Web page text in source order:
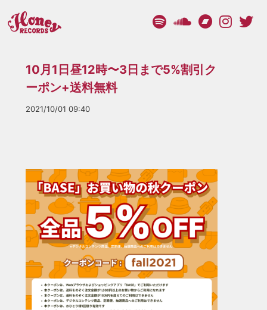
10月1日昼12時〜3日まで5%割引ク
ーポン+送料無料
2021/10/01 09:40